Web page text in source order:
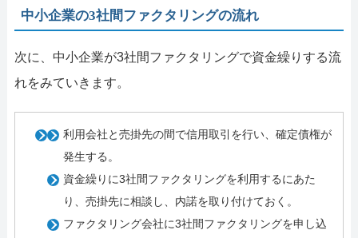
中小企業の3社間ファクタリングの流れ
次に、中小企業が3社間ファクタリングで資金繰りする流
れをみていきます。
利用会社と売掛先の間で信用取引を行い、確定債権が
発生する。
資金繰りに3社間ファクタリングを利用するにあた
り、売掛先に相談し、内諾を取り付けておく。
ファクタリング会社に3社間ファクタリングを申し込